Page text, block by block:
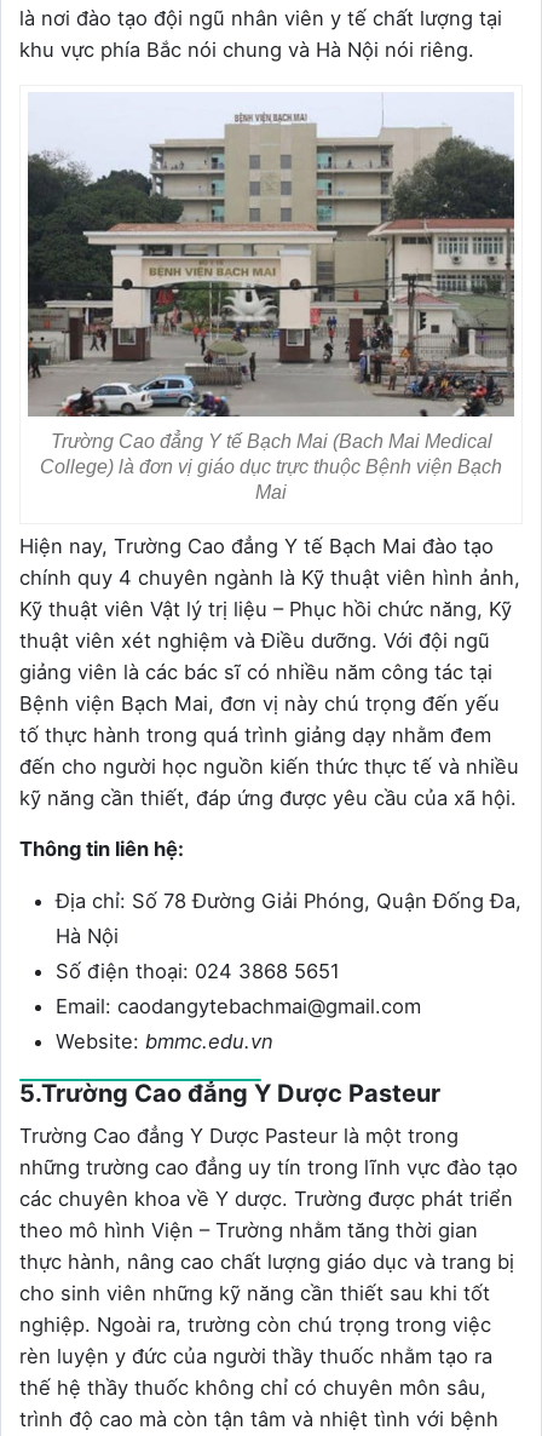
là nơi đào tạo đội ngũ nhân viên y tế chất lượng tại
khu vực phía Bắc nói chung và Hà Nội nói riêng.
Trường Cao đẳng Y tế Bạch Mai (Bach Mai Medical
College) là đơn vị giáo dục trực thuộc Bệnh viện Bạch
Mai
Hiện nay, Trường Cao đẳng Y tế Bạch Mai đào tạo
chính quy 4 chuyên ngành là Kỹ thuật viên hình ảnh,
Kỹ thuật viên Vật lý trị liệu – Phục hồi chức năng, Kỹ
thuật viên xét nghiệm và Điều dưỡng. Với đội ngũ
giảng viên là các bác sĩ có nhiều năm công tác tại
Bệnh viện Bạch Mai, đơn vị này chú trọng đến yếu
tố thực hành trong quá trình giảng dạy nhằm đem
đến cho người học nguồn kiến thức thực tế và nhiều
kỹ năng cần thiết, đáp ứng được yêu cầu của xã hội.
Thông tin liên hệ:
Địa chỉ: Số 78 Đường Giải Phóng, Quận Đống Đa,
Hà Nội
Số điện thoại: 024 3868 5651
Email: caodangytebachmai@gmail.com
Website: bmmc.edu.vn
5.Trường Cao đẳng Y Dược Pasteur
Trường Cao đẳng Y Dược Pasteur là một trong
những trường cao đẳng uy tín trong lĩnh vực đào tạo
các chuyên khoa về Y dược. Trường được phát triển
theo mô hình Viện – Trường nhằm tăng thời gian
thực hành, nâng cao chất lượng giáo dục và trang bị
cho sinh viên những kỹ năng cần thiết sau khi tốt
nghiệp. Ngoài ra, trường còn chú trọng trong việc
rèn luyện y đức của người thầy thuốc nhằm tạo ra
thế hệ thầy thuốc không chỉ có chuyên môn sâu,
trình độ cao mà còn tận tâm và nhiệt tình với bệnh